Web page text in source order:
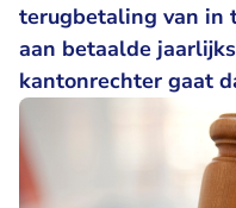
terugbetaling van in
aan betaalde
kantonrechter gaat